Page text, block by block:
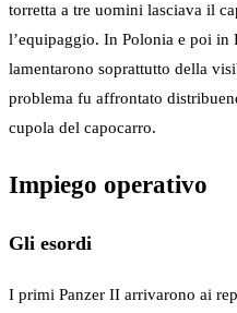
torretta a tre uomini lasciava il
l’equipaggio. In Polonia e poi in
lamentarono soprattutto della
problema fu affrontato
cupola del capocarro.
Impiego operativo
Gli esordi
I primi Panzer II arrivarono ai